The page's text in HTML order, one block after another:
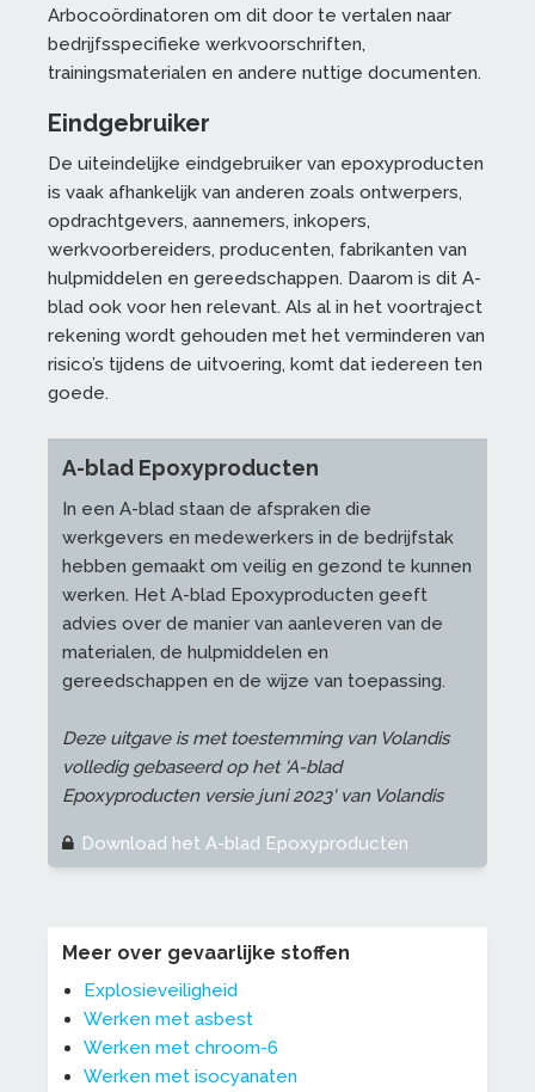
Arbocoördinatoren om dit door te vertalen naar
bedrijfsspecifieke werkvoorschriften,
trainingsmaterialen en andere nuttige documenten.
Eindgebruiker
De uiteindelijke eindgebruiker van epoxyproducten
is vaak afhankelijk van anderen zoals ontwerpers,
opdrachtgevers, aannemers, inkopers,
werkvoorbereiders, producenten, fabrikanten van
hulpmiddelen en gereedschappen. Daarom is dit A-
blad ook voor hen relevant. Als al in het voortraject
rekening wordt gehouden met het verminderen van
risico’s tijdens de uitvoering, komt dat iedereen ten
goede.
A-blad Epoxyproducten
In een A-blad staan de afspraken die
werkgevers en medewerkers in de bedrijfstak
hebben gemaakt om veilig en gezond te kunnen
werken. Het A-blad Epoxyproducten geeft
advies over de manier van aanleveren van de
materialen, de hulpmiddelen en
gereedschappen en de wijze van toepassing.
Deze uitgave is met toestemming van Volandis
volledig gebaseerd op het 'A-blad
Epoxyproducten versie juni 2023' van Volandis
Download het A-blad Epoxyproducten
Meer over gevaarlijke stoffen
Explosieveiligheid
Werken met asbest
Werken met chroom-6
Werken met isocyanaten